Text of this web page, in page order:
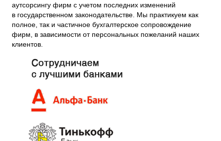
аутсорсингу фирм с учетом последних изменений
в государственном законодательстве. Мы практикуем как
полное, так и частичное бухгалтерское сопровождение
фирм, в зависимости от персональных пожеланий наших
клиентов.